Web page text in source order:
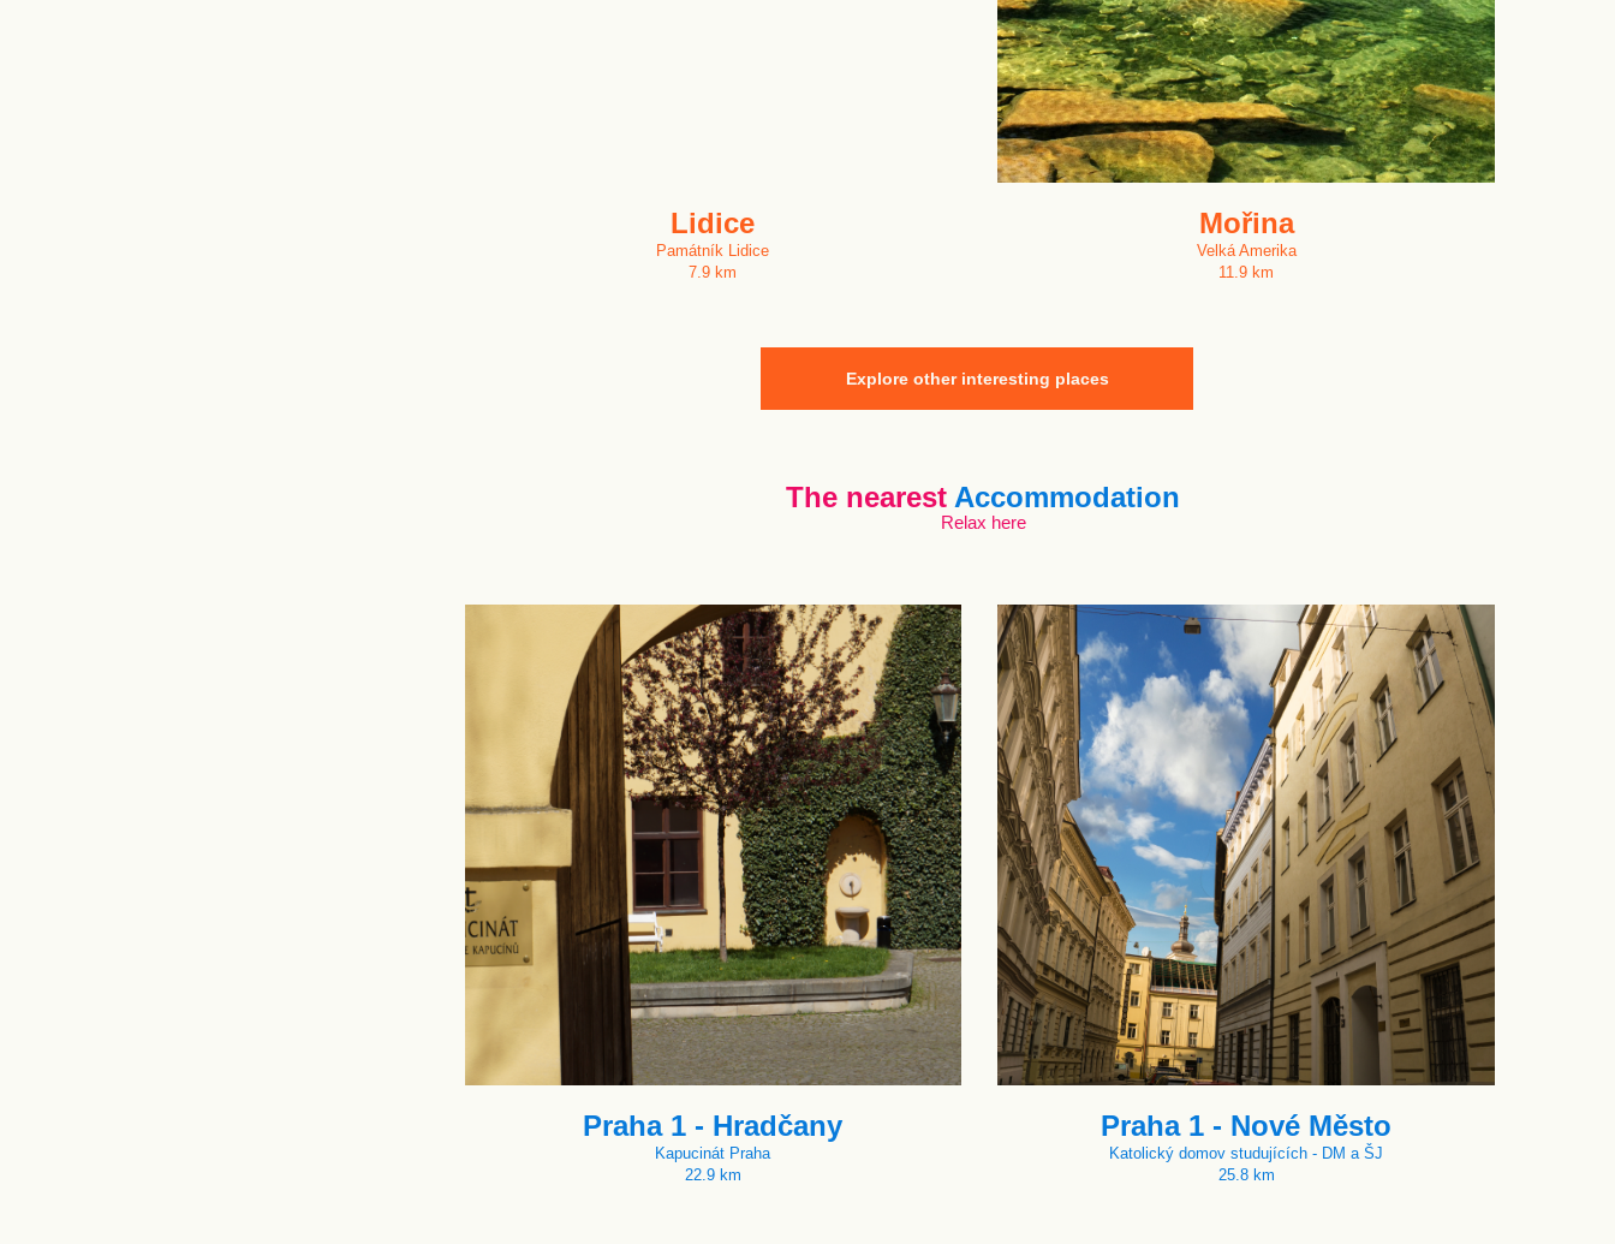
Lidice
Památník Lidice
7.9 km
Mořina
Velká Amerika
11.9 km
Explore other interesting places
The nearest Accommodation
Relax here
Praha 1 - Hradčany
Kapucinát Praha
22.9 km
Praha 1 - Nové Město
Katolický domov studujících - DM a ŠJ
25.8 km